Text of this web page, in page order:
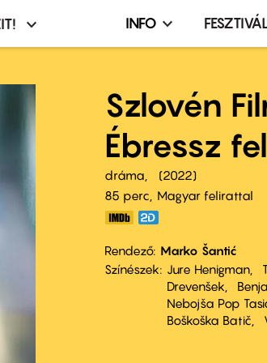
Infó,
terembérlés
menü
INFO
Szlovén
Ébressz fel
dráma
2022
85 perc,
Magyar felirattal
Rendező Marko Šantić
Színészek
Jure Henigman
Drevenšek
Nebojša Pop
Boškoška Batič